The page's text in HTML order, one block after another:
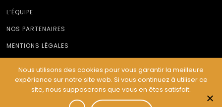
L’ÉQUIPE
NOS PARTENAIRES
MENTIONS LÉGALES
© Le Musicodrome 2022 - Webdesign :Cereal Concept
Nous utilisons des cookies pour vous garantir la meilleure
expérience sur notre site web. Si vous continuez à utiliser ce
site, nous supposerons que vous en êtes satisfait.